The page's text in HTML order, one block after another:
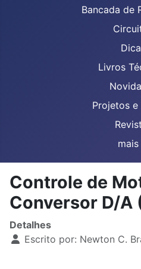
Bancada de
Livros
Projetos
mais
Controle de
Conversor D/A
Detalhes
Escrito por: Newton C.